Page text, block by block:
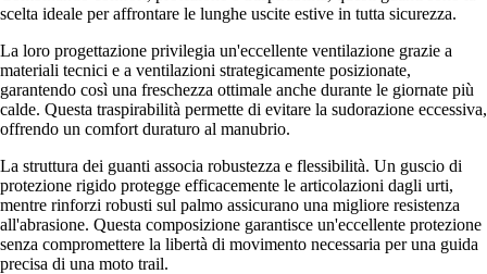
scelta ideale per affrontare le lunghe uscite estive in tutta sicurezza.
La loro progettazione privilegia un'eccellente ventilazione grazie a
materiali tecnici e a ventilazioni strategicamente posizionate,
garantendo così una freschezza ottimale anche durante le giornate più
calde. Questa traspirabilità permette di evitare la sudorazione eccessiva,
offrendo un comfort duraturo al manubrio.
La struttura dei guanti associa robustezza e flessibilità. Un guscio di
protezione rigido protegge efficacemente le articolazioni dagli urti,
mentre rinforzi robusti sul palmo assicurano una migliore resistenza
all'abrasione. Questa composizione garantisce un'eccellente protezione
senza compromettere la libertà di movimento necessaria per una guida
precisa di una moto trail.